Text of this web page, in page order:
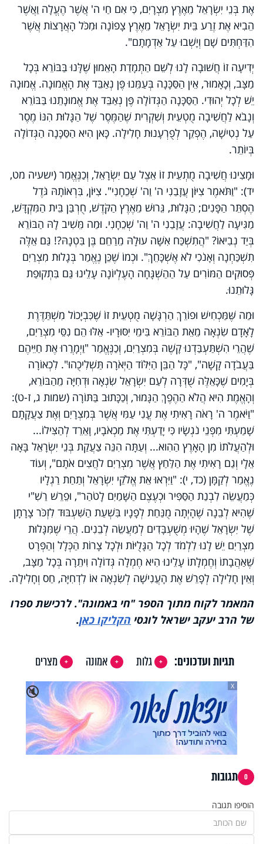
אֶת בְּנֵי יִשְׂרָאֵל מֵאֶרֶץ מִצְרָיִם, כִּי אִם חַי ה' אֲשֶׁר הֶעֱלָה וַאֲשֶׁר
הֵבִיא אֶת זֶרַע בֵּית יִשְׂרָאֵל מֵאֶרֶץ צָפוֹנָה וּמִכֹּל הָאֲרָצוֹת אֲשֶׁר
הִדַּחְתִּים שָׁם וְיָשְׁבוּ עַל אַדְמָתָם".
יְדִיעָה זוֹ חֲשׁוּבָה לָנוּ לְשֵׁם הַתְמָדַת הָאֵמוּן שֶׁלָּנוּ בַּבּוֹרֵא בְּכָל
מַצָּב, וְכָאָמוּר, אֵין הַסַּכָּנָה בְּעַמֵּנוּ פֶּן נְאַבֵּד אֶת הָאֱמוּנָה. אֱמוּנָה
יֵשׁ לְכָל יְהוּדִי. הַסַּכָּנָה הַגְּדוֹלָה פֶּן נְאַבֵּד אֶת אֱמוּנָתֵנוּ בַּבּוֹרֵא
וְנָבֹא לַחֲשִׁיבָה מֻטְעֵית וְשִׁקְרִית שֶׁהַמֶּסֶר שֶׁל הַגָּלוּת הִנּוֹ מֶסֶר
עַל נְטִישָׁה, הֶפְקֵר לְפֻרְעָנוּת חָלִילָה. כָּאן הִיא הַסַּכָּנָה הַגְּדוֹלָה
בְּיוֹתֵר.
וּמָצִינוּ חֲשִׁיבָה מֻתְעֵית זוֹ אֵצֶל עַם יִשְׂרָאֵל, וְכַנֶּאֱמַר (ישעיה מט,
יד): "וַתֹּאמֶר צִיּוֹן עֲזָבַנִי ה' וַה' שְׁכֵחָנִי". צִיּוֹן, בִּרְאוֹתָהּ גֹּדֶל
הֶסְתֵּר הַפָּנִים; הַגָּלוּת, גֵּרוּשׁ מֵאֶרֶץ הַקֹּדֶשׁ, חֻרְבַּן בֵּית הַמִּקְדָּשׁ,
מַגִּיעָה לַחֲשִׁיבָה: עֲזָבַנִי ה' וַה' שְׁכֵחָנִי. וּמַה מֵּשִׁיב לָהּ הַבּוֹרֵא
בְּיַד נְבִיאוֹ? "הֲתִשְׁכַּח אִשָּׁה עוּלָהּ מֵרַחֵם בֶּן בִּטְנָהּ?! גַּם אֵלֶּה
תִשְׁכַּחְנָה וְאָנֹכִי לֹא אֶשְׁכָּחֵךְ". וּכְמוֹ שֶׁכֵּן נֶאֱמַר בְּגָלוּת מִצְרַיִם
פְּסוּקִים הַמּוֹרִים עַל הַהַשְׁגָּחָה הָעֶלְיוֹנָה עָלֵינוּ גַּם בִּתְקוּפַת
גָּלוּתֵנוּ.
וּמַה שֶּׁמַּכְחִישׁ וּפוֹרֵךְ הַרְגָּשָׁה מֻטְעֵית זוֹ שֶׁכִּבְיָכוֹל מִשְׁתַּדֶּרֶת
לָאָדָם שִׂנְאָה מֵאֵת הַבּוֹרֵא בִּימֵי יִסּוּרָיו- אֵלּוּ הֵם נִסֵּי מִצְרַיִם,
שֶׁהֲרֵי הִשְׁתַּעְבַּדְנוּ קָשֶׁה בְּמִצְרַיִם, וְכַנֶּאֱמַר "וַיְמָרֲרוּ אֶת חַיֵּיהֶם
בַּעֲבֹדָה קָשָׁה", "כָּל הַבֵּן הַיִּלּוֹד הַיְאֹרָה תַּשְׁלִיכֻהוּ". לִכְאוֹרָה
בְּיָמִים שֶׁכָּאֵלֶּה שֻׁדְּרָה לְעַם יִשְׂרָאֵל שִׂנְאָה וּדְחִיָּה מֵהַבּוֹרֵא,
וְהָאֱמֶת הִיא הֲלֹא הַהֶפֶךְ הַגָּמוּר, וְכַכָּתוּב בַּתּוֹרָה (שמות ג, ז-ט):
"וַיֹּאמֶר ה' רָאֹה רָאִיתִי אֶת עֳנִי עַמִּי אֲשֶׁר בְּמִצְרָיִם וְאֶת צַעֲקָתָם
שָׁמַעְתִּי מִפְּנֵי נֹגְשָׂיו כִּי יָדַעְתִּי אֶת מַכְאֹבָיו, וָאֵרֵד לְהַצִּילוֹ...
וּלְהַעֲלֹתוֹ מִן הָאָרֶץ הַהִוא... וְעַתָּה הִנֵּה צַעֲקַת בְּנֵי יִשְׂרָאֵל בָּאָה
אֵלָי וְגַם רָאִיתִי אֶת הַלַּחַץ אֲשֶׁר מִצְרַיִם לֹחֲצִים אֹתָם", וְעוֹד
נֶאֱמַר לְקַמָּן (כד, י): "וַיִּרְאוּ אֵת אֱלֹקֵי יִשְׂרָאֵל וְתַחַת רַגְלָיו
כְּמַעֲשֵׂה לִבְנַת הַסַּפִּיר וּכְעֶצֶם הַשָּׁמַיִם לָטֹהַר", וּפֵרֵשׁ רַשִׁ"י
שֶׁהִיא לְבֵנָה שֶׁהָיְתָה מֻנַּחַת לְפָנָיו בִּשְׁעַת הַשִּׁעְבּוּד לִזְכֹּר צָרָתָן
שֶׁל יִשְׂרָאֵל שֶׁהָיוּ מְשֻׁעְבָּדִים לְמַעֲשֵׂה לְבֵנִים. הֲרֵי שֶׁמִּגָּלוּת
מִצְרַיִם יֵשׁ לָנוּ לִלְמֹד לְכָל הַגָּלֻיּוֹת וּלְכָל צָרוֹת הַכְּלָל וְהַפְּרָט
שֶׁאַהֲבָתוֹ וְחֶמְלָתוֹ עָלֵינוּ הִיא חֶמְלָה גְּדוֹלָה וִיתֵרָה בְּכָל מַצָּב,
וְאֵין חָלִילָה לְפָרֵשׁ אֶת הָעֲנִישָׁה לְשִׂנְאָה אוֹ לִדְחִיָּה, חַס וְחָלִילָה.
המאמר לקוח מתוך הספר "חי באמונה". לרכישת ספרו
של הרב יעקב ישראל לוגסי הקליקו כאן.
תגיות ועדכונים: גלות אמונה
מצרים
🔇
X
0 תגובות
הוסיפו תגובה